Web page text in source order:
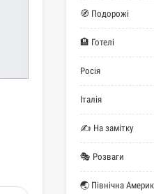
🧭 Подорожі
🏨 Готелі
Росія
Італія
✍ На замітку
🎭 Розваги
🌏 Північна